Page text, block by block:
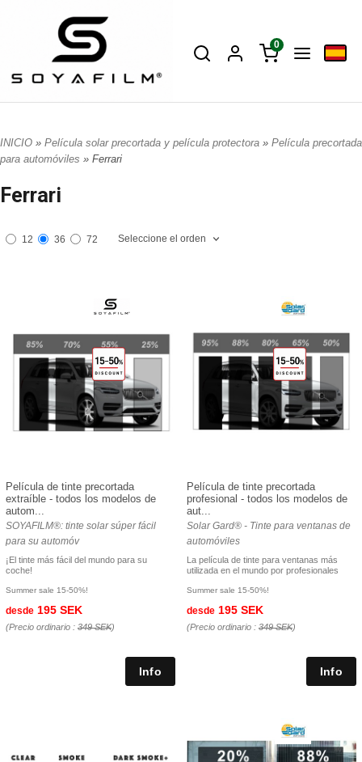
0
INICIO » Película solar precortada y película protectora » Película precortada
para automóviles » Ferrari
Ferrari
12 36 72 Seleccione el orden
Película de tinte precortada
extraíble - todos los modelos de
autom...
SOYAFILM®: tinte solar súper fácil
para su automóv
¡El tinte más fácil del mundo para su
coche!
Summer sale 15-50%!
desde 195 SEK
(Precio ordinario : 349 SEK)
Película de tinte precortada
profesional - todos los modelos de
aut...
Solar Gard® - Tinte para ventanas de
automóviles
La película de tinte para ventanas más
utilizada en el mundo por profesionales
Summer sale 15-50%!
desde 195 SEK
(Precio ordinario : 349 SEK)